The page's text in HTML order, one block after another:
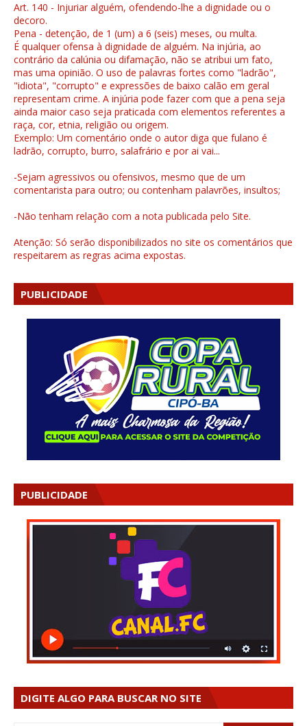
Art. 140 - Injuriar alguém, ofendendo-lhe a dignidade ou o
decoro.
Pena - detenção, de 1 (um) a 6 (seis) meses, ou multa.
É qualquer ofensa à dignidade de alguém. Na injúria, ao
contrário da calúnia ou difamação, não se atribui um fato,
mas uma opinião. O uso de palavras fortes como "ladrão",
"idiota", "corrupto" e expressões de baixo calão em geral
representam crime. A injúria pode fazer com que a pena seja
ainda maior caso seja praticada com elementos referentes a
raça, cor, etnia, religião ou origem.
Exemplo: Um comentário onde o autor diga que fulano é
ladrão, corrupto, burro, salafrário e por ai vai...
-Sejam agressivos ou ofensivos, mesmo que de um
comentarista para outro; ou contenham palavrões, insultos;
-Não tenham relação com a nota publicada pelo Site.
Atenção: Só serão disponibilizados no site os comentários que
respeitarem as regras acima expostas.
PUBLICIDADE
PUBLICIDADE
DIGITE ALGO PARA BUSCAR NO SITE